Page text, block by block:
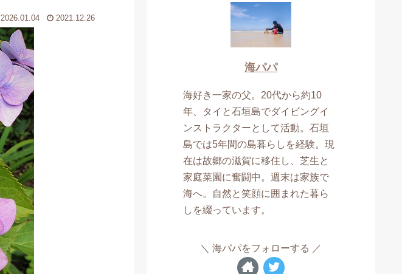
2026.01.04 2021.12.26
海パパ
海好き一家の父。20代から約10
年、タイと石垣島でダイビングイ
ンストラクターとして活動。石垣
島では5年間の島暮らしを経験。現
在は故郷の滋賀に移住し、芝生と
家庭菜園に奮闘中。週末は家族で
海へ。自然と笑顔に囲まれた暮ら
しを綴っています。
海パパをフォローする